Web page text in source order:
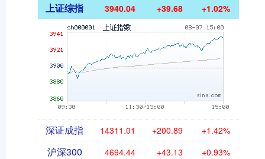
上证综指 3940.04 +39.68 +1.02%
深证成指 14311.01 +200.89 +1.42%
沪深300 4694.44 +43.13 +0.93%